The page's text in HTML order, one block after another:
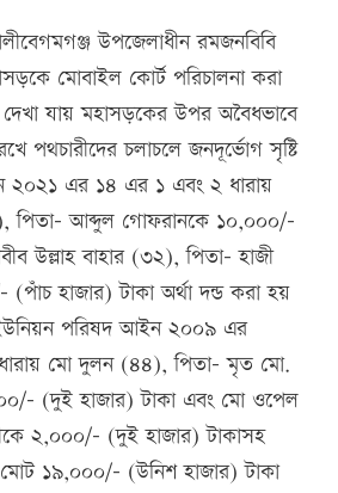
উপজেলাধীন রমজনবিবি
মোবাইল কোর্ট পরিচালনা করা
যায় মহাসড়কের উপর অবৈধভাবে
পথচারীদের চলাচলে জনদূর্ভোগ সৃষ্টি
এর ১৪ এর ১ এবং ২ ধারায়
পিতা- আব্দুল গোফরানকে ১০,০০০/-
উল্লাহ বাহার (৩২), পিতা- হাজী
হাজার) টাকা অর্থা দন্ড করা হয়
পরিষদ আইন ২০০৯ এর
মো দুলন (৪৪), পিতা- মৃত মো.
(দুই হাজার) টাকা এবং মো ওপেল
২,০০০/- (দুই হাজার) টাকাসহ
১৯,০০০/- (উনিশ হাজার) টাকা